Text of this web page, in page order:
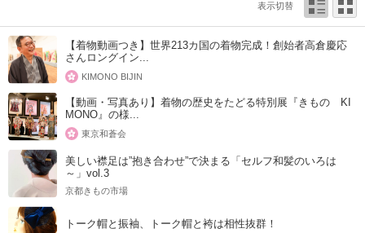
表示切替
【着物動画つき】世界213カ国の着物完成！創始者高倉慶応
さんロングイン...
KIMONO BIJIN
【動画・写真あり】着物の歴史をたどる特別展『きもの KI
MONO』の様...
東京和蒼会
美しい襟足は”抱き合わせ”で決まる「セルフ和髪のいろは
～」vol.3
京都きもの市場
トーク帽と振袖、トーク帽と袴は相性抜群！